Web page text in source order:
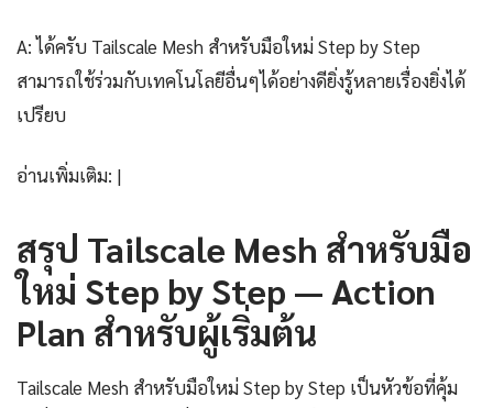
A: ได้ครับ Tailscale Mesh สำหรับมือใหม่ Step by Step
สามารถใช้ร่วมกับเทคโนโลยีอื่นๆได้อย่างดียิ่งรู้หลายเรื่องยิ่งได้
เปรียบ
อ่านเพิ่มเติม: |
สรุป Tailscale Mesh สำหรับมือ
ใหม่ Step by Step — Action
Plan สำหรับผู้เริ่มต้น
Tailscale Mesh สำหรับมือใหม่ Step by Step เป็นหัวข้อที่คุ้ม